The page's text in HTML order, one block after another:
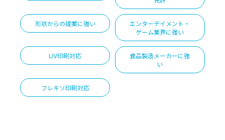
形状からの提案に強い
エンターテイメント・
ゲーム業界に強い
UV印刷対応
食品製造メーカーに強
い
フレキソ印刷対応